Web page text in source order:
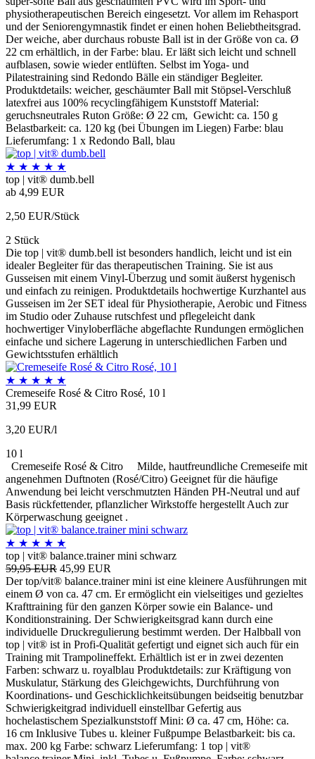
physiotherapeutischen Bereich eingesetzt. Vor allem im Rehasport
und der Seniorengymnastik findet er einen hohen Beliebtheitsgrad.
Der weiche, aber durchaus robuste Ball ist in der Größe von ca. Ø
22 cm erhältlich, in der Farbe: blau. Er läßt sich leicht und schnell
aufblasen, sowie wieder entlüften. Selbst im Yoga- und
Pilatestraining sind Redondo Bälle ein ständiger Begleiter.
Produktdetails: weicher, geschäumter Ball mit Stöpsel-Verschluß
latexfrei aus 100% recyclingfähigem Kunststoff Material:
geruchsneutrales Ruton Größe: Ø 22 cm, Gewicht: ca. 150 g
Belastbarkeit: ca. 120 kg (bei Übungen im Liegen) Farbe: blau
Lieferumfang: 1 x Redondo Ball, blau
★ ★ ★ ★ ★
top | vit® dumb.bell
ab 4,99 EUR
2,50 EUR/Stück
2 Stück
Die top | vit® dumb.bell ist besonders handlich, leicht und ist ein
idealer Begleiter für das therapeutischen Training. Sie ist aus
Gusseisen mit einem Vinyl-Überzug und somit äußerst hygenisch
und einfach zu reinigen. Produktdetails hochwertige Kurzhantel aus
Gusseisen im 2er SET ideal für Physiotherapie, Aerobic und Fitness
im Studio oder Zuhause rutschfest und pflegeleicht dank
hochwertiger Vinyloberfläche abgeflachte Rundungen ermöglichen
einfache und sichere Lagerung in unterschiedlichen Farben und
Gewichtsstufen erhältlich
★ ★ ★ ★ ★
Cremeseife Rosé & Citro Rosé, 10 l
31,99 EUR
3,20 EUR/l
10 l
Cremeseife Rosé & Citro Milde, hautfreundliche Cremeseife mit
angenehmen Duftnoten (Rosé/Citro) Geeignet für die häufige
Anwendung bei leicht verschmutzten Händen PH-Neutral und auf
Basis rückfettender, pflanzlicher Wirkstoffe hergestellt Auch zur
Körperwaschung geeignet .
★ ★ ★ ★ ★
top | vit® balance.trainer mini schwarz
59,95 EUR 45,99 EUR
Der top/vit® balance.trainer mini ist eine kleinere Ausführungen mit
einem Ø von ca. 47 cm. Er ermöglicht ein vielseitiges und gezieltes
Krafttraining für den ganzen Körper sowie ein Balance- und
Konditionstraining. Der Schwierigkeitsgrad kann durch eine
individuelle Druckregulierung bestimmt werden. Der Halbball von
top | vit® ist in Profi-Qualität gefertigt und eignet sich auch für ein
Training mit Trampolineffekt. Erhältlich ist er in zwei dezenten
Farben: schwarz u. royalblau Produktdetails: zur Kräftigung von
Muskulatur, Stärkung des Gleichgewichts, Durchführung von
Koordinations- und Geschicklichkeitsübungen beidseitig benutzbar
Schwierigkeitgrad individuell einstellbar Gefertig aus
hochelastischem Spezialkunststoff Mini: Ø ca. 47 cm, Höhe: ca.
16 cm Inklusive Tubes u. kleiner Fußpumpe Belastbarkeit: bis ca.
max. 200 kg Farbe: schwarz Lieferumfang: 1 top | vit®